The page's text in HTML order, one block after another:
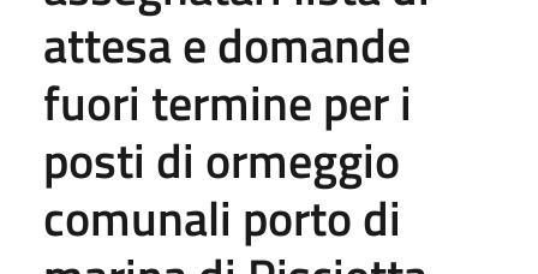
attesa e domande
fuori termine per i
posti di ormeggio
comunali porto di